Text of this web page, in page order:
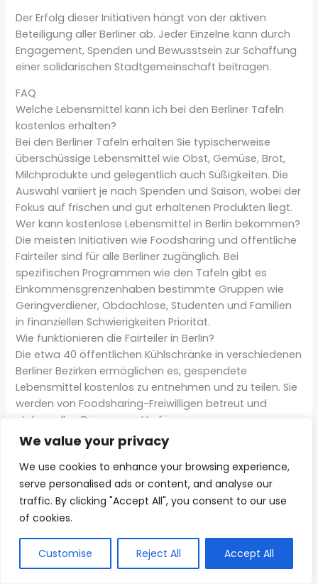
We value your privacy
We use cookies to enhance your browsing experience,
serve personalised ads or content, and analyse our
traffic. By clicking "Accept All", you consent to our use
of cookies.
Customise Reject All Accept All
Der Erfolg dieser Initiativen hängt von der aktiven
Beteiligung aller Berliner ab. Jeder Einzelne kann durch
Engagement, Spenden und Bewusstsein zur Schaffung
einer solidarischen Stadtgemeinschaft beitragen.
FAQ
Welche Lebensmittel kann ich bei den Berliner Tafeln
kostenlos erhalten?
Bei den Berliner Tafeln erhalten Sie typischerweise
überschüssige Lebensmittel wie Obst, Gemüse, Brot,
Milchprodukte und gelegentlich auch Süßigkeiten. Die
Auswahl variiert je nach Spenden und Saison, wobei der
Fokus auf frischen und gut erhaltenen Produkten liegt.
Wer kann kostenlose Lebensmittel in Berlin bekommen?
Die meisten Initiativen wie Foodsharing und öffentliche
Fairteiler sind für alle Berliner zugänglich. Bei
spezifischen Programmen wie den Tafeln gibt es
Einkommensgrenzenhaben bestimmte Gruppen wie
Geringverdiener, Obdachlose, Studenten und Familien
in finanziellen Schwierigkeiten Priorität.
Wie funktionieren die Fairteiler in Berlin?
Die etwa 40 öffentlichen Kühlschränke in verschiedenen
Berliner Bezirken ermöglichen es, gespendete
Lebensmittel kostenlos zu entnehmen und zu teilen. Sie
werden von Foodsharing-Freiwilligen betreut und
stehen allen Bürgern zur Verfügung.
Welche Dokumente brauche ich für
Lebensmittelausgaben?
Bei vielen öffentlichen Fairtelern und Foodsharing-
Stationen benötigen Sie keine Dokumente. Für
spezifische Programme wie die Berliner Tafeln können
Einkommensnachweise, Hartz IV-Bescheid oder
Sozialausweis erforderlich sein.
Wie sicher sind die gespendeten Lebensmittel?
Die Initiativen wie Foodsharing und Berliner Tafeln
AIund Bilder sind mithilfe
künstlicher Intelligenz erzeugt